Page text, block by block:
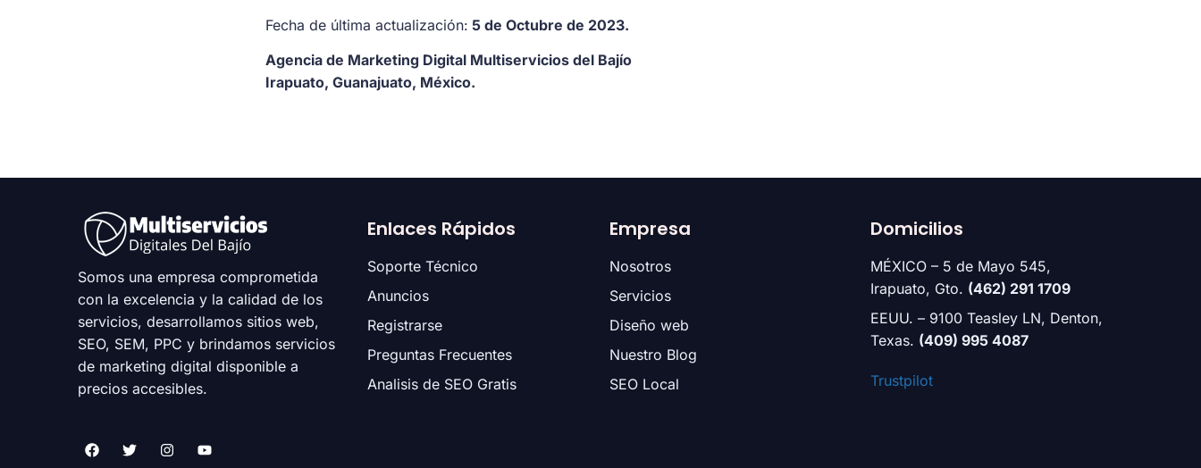
Fecha de última actualización: 5 de Octubre de 2023.
Agencia de Marketing Digital Multiservicios del Bajío
Irapuato, Guanajuato, México.
Somos una empresa comprometida
con la excelencia y la calidad de los
servicios, desarrollamos sitios web,
SEO, SEM, PPC y brindamos servicios
de marketing digital disponible a
precios accesibles.
Enlaces Rápidos
Soporte Técnico
Anuncios
Registrarse
Preguntas Frecuentes
Analisis de SEO Gratis
Empresa
Nosotros
Servicios
Diseño web
Nuestro Blog
SEO Local
Domicilios
MÉXICO – 5 de Mayo 545,
Irapuato, Gto. (462) 291 1709
EEUU. – 9100 Teasley LN, Denton,
Texas. (409) 995 4087
Trustpilot